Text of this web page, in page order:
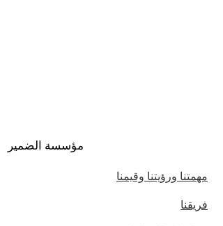
مؤسسة الضمير
مهمتنا ورؤيتنا وقيمنا
فريقنا